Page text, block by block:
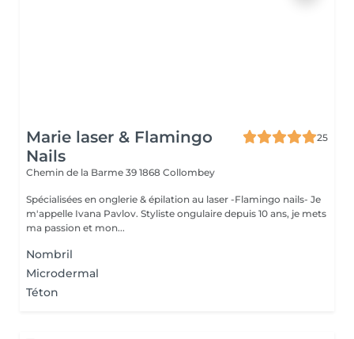
Marie laser & Flamingo
Nails
25
Chemin de la Barme 39 1868 Collombey
Spécialisées en onglerie & épilation au laser -Flamingo nails- Je
m'appelle Ivana Pavlov. Styliste ongulaire depuis 10 ans, je mets
ma passion et mon...
Nombril
Microdermal
Téton